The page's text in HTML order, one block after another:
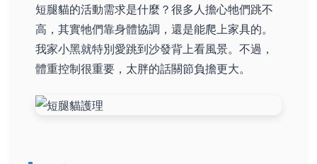
短腿貓的活動需求是什麼？很多人擔心牠們跳不
高，其實牠們靠身體協調，還是能爬上家具的。
我家小黑就特別愛跳到沙發背上看風景。不過，
體重控制很重要，太胖的話關節負擔更大。